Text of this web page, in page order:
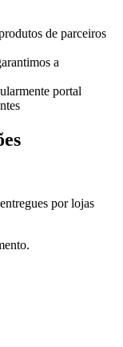
de parceiros
a
portal
por lojas